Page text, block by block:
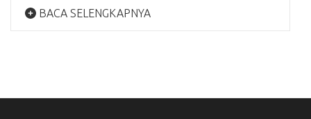
BACA SELENGKAPNYA